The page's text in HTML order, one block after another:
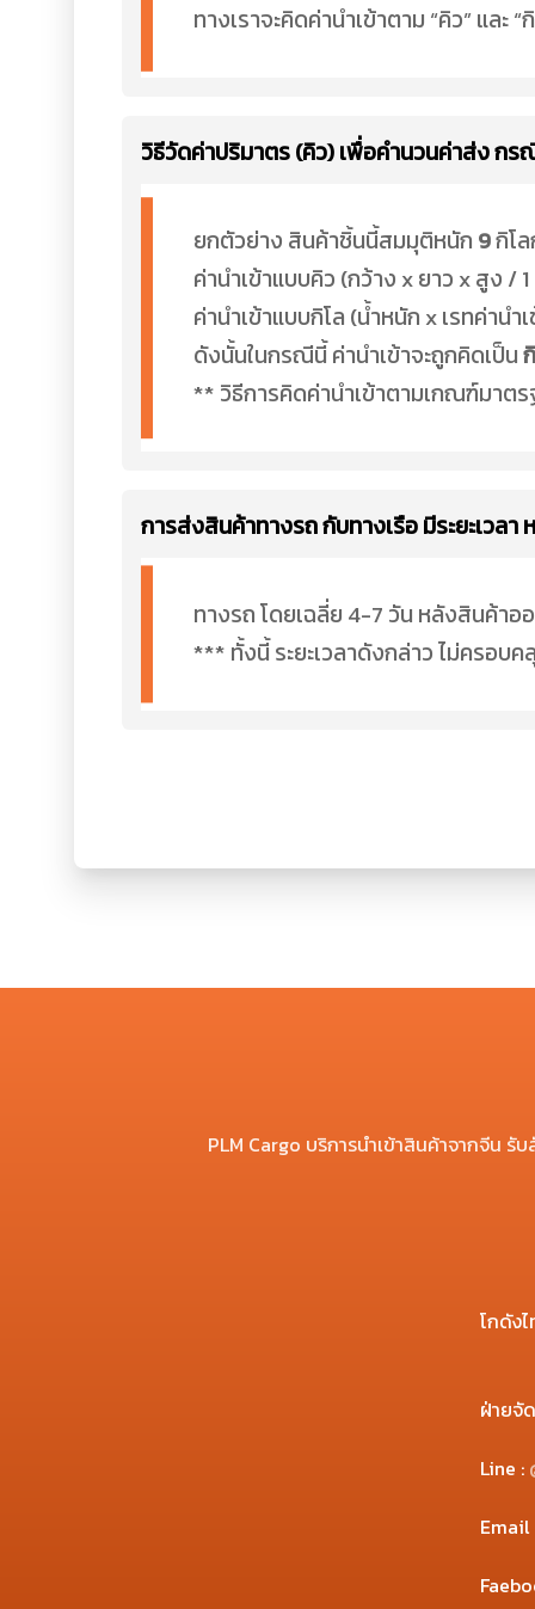
ทางเราจะคิดค่านำเข้าตาม “คิว” และ
วิธีวัดค่าปริมาตร (คิว) เพื่อคำนวนค่าส่ง กร
ยกตัวย่าง สินค้าชิ้นนี้สมมุติหนัก 9กิโ
ค่านำเข้าแบบคิว (กว้าง x ยาว x สูง /
ค่านำเข้าแบบกิโล (น้ำหนัก x เรทค่านำ
ดังนั้นในกรณีนี้ ค่านำเข้าจะถูกคิดเป็น
** วิธีการคิดค่านำเข้าตามเกณฑ์มาต
การส่งสินค้าทางรถ กับทางเรือ มีระยะเวล
ทางรถ โดยเฉลี่ย 4-7 วัน หลังสินค้าอ
*** ทั้งนี้ ระยะเวลาดังกล่าว ไม่ครอ
PLM Cargo บริการนำเข้าสินค้าจากจีน
โกดัง
ฝ่ายจั
Line :
Email